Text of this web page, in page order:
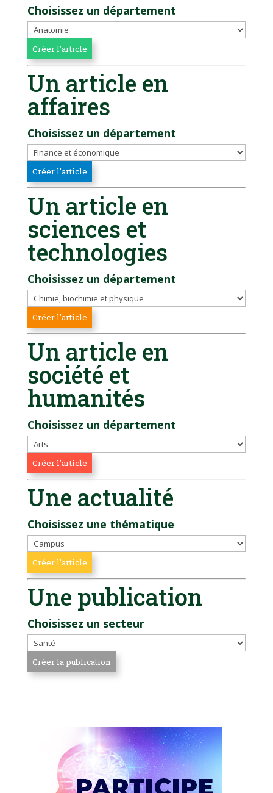
Choisissez un département
Un article en
affaires
Choisissez un département
Un article en
sciences et
technologies
Choisissez un département
Un article en
société et
humanités
Choisissez un département
Une actualité
Choisissez une thématique
Une publication
Choisissez un secteur